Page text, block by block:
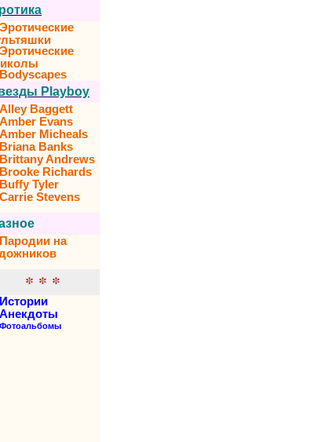
Эротические
Эротические
Bodyscapes
Playboy
Alley Baggett
Amber Evans
Amber Micheals
Briana Banks
Brittany Andrews
Brooke Richards
Buffy Tyler
Carrie Stevens
Пародии на
* * *
Истории
Анекдоты
Фотоальбомы